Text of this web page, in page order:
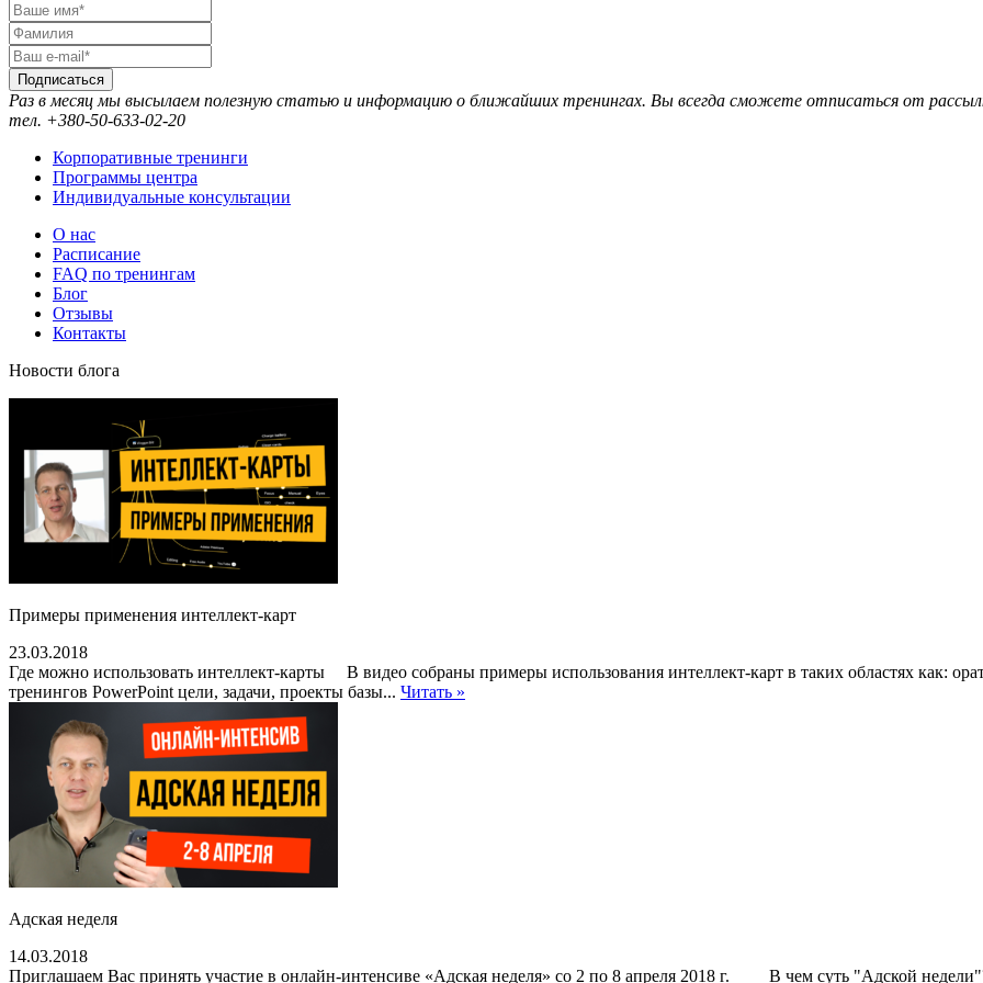
Подписаться
Раз в месяц мы высылаем полезную статью и информацию о ближайших тренингах. Вы всегда сможете отписаться от
тел. +380-50-633-02-20
Корпоративные тренинги
Программы центра
Индивидуальные консультации
О нас
Расписание
FAQ по тренингам
Блог
Отзывы
Контакты
Новости блога
Примеры применения интеллект-карт
23.03.2018
Где можно использовать интеллект-карты В видео собраны примеры использования интеллект-карт в таких областях как:
тренингов PowerPoint цели, задачи, проекты базы... Читать »
Адская неделя
14.03.2018
Приглашаем Вас принять участие в онлайн-интенсиве «Адская неделя» со 2 по 8 апреля 2018 г. В чем суть "Адской